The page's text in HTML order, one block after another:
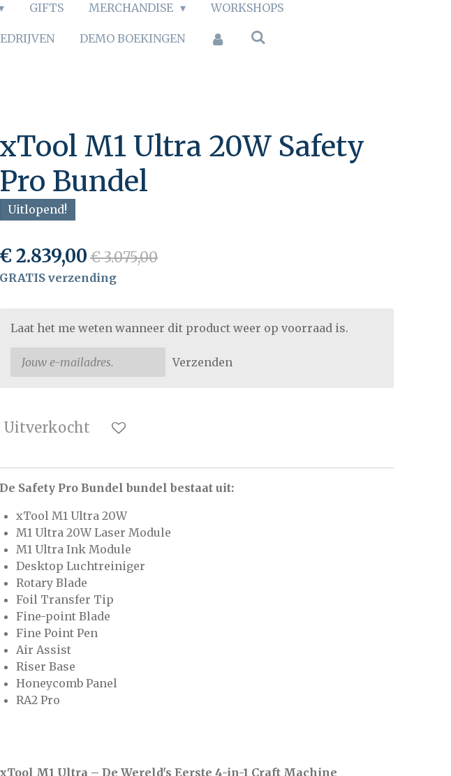
GIFTS MERCHANDISE WORKSHOPS
DEMO BOEKINGEN
xTool M1 Ultra 20W Safety
Pro Bundel
Uitlopend!
€ 2.839,00€ 3.075,00
GRATIS verzending
Laat het me weten wanneer dit product weer op voorraad is.
Verzenden
Uitverkocht
De Safety Pro Bundel bundel bestaat uit:
xTool M1 Ultra 20W
M1 Ultra 20W Laser Module
M1 Ultra Ink Module
Desktop Luchtreiniger
Rotary Blade
Foil Transfer Tip
Fine-point Blade
Fine Point Pen
Air Assist
Riser Base
Honeycomb Panel
RA2 Pro
xTool M1 Ultra – De Wereld's Eerste 4-in-1 Craft Machine